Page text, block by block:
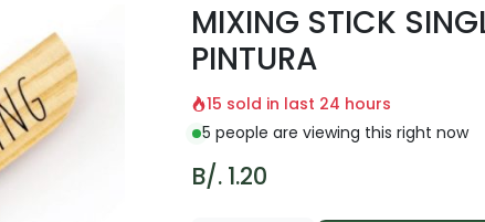
MIXING STICK
PINTURA
15 sold in last 24 hours
5 people are viewing this right now
B/. 1.20